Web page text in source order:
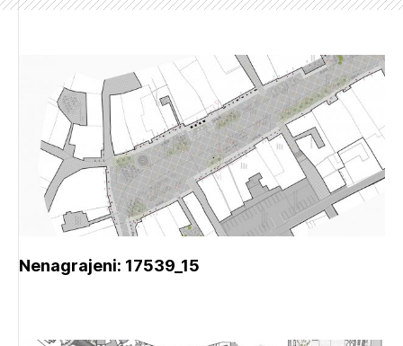
Nenagrajeni: 17539_15